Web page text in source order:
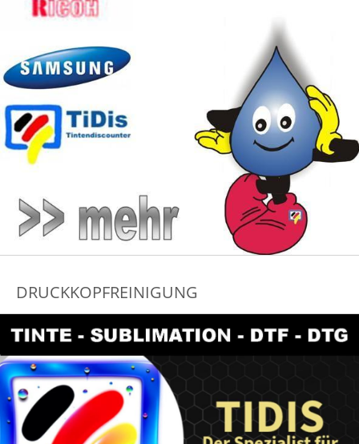
DRUCKKOPFREINIGUNG